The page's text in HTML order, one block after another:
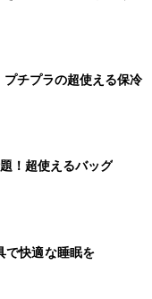
プチプラの超使える保冷
！超使えるバッグ
で快適な睡眠を